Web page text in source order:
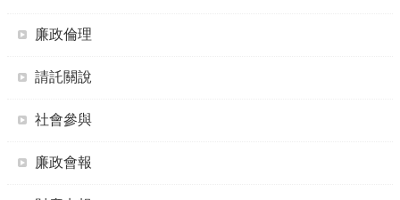
廉政倫理
請託關說
社會參與
廉政會報